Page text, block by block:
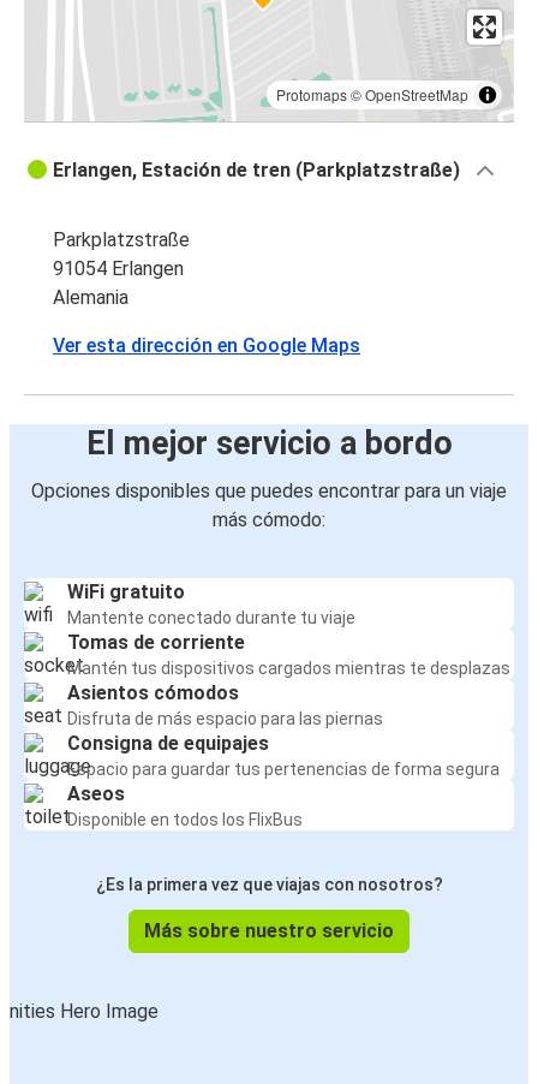
Protomaps©OpenStreetMap
Erlangen, Estación de tren (Parkplatzstraße)
Parkplatzstraße
91054 Erlangen
Alemania
Ver esta dirección en Google Maps
El mejor servicio a bordo
Opciones disponibles que puedes encontrar para un viaje
más cómodo:
WiFi gratuito
Mantente conectado durante tu viaje
Tomas de corriente
Mantén tus dispositivos cargados mientras te desplazas
Asientos cómodos
Disfruta de más espacio para las piernas
Consigna de equipajes
Espacio para guardar tus pertenencias de forma segura
Aseos
Disponible en todos los FlixBus
¿Es la primera vez que viajas con nosotros?
Más sobre nuestro servicio